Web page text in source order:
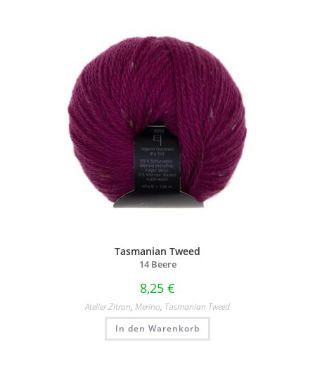
Tasmanian Tweed
14 Beere
8,25 €
Atelier Zitron, Merino, Tasmanian Tweed
In den Warenkorb